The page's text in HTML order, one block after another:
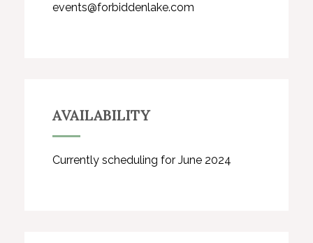
events@forbiddenlake.com
AVAILABILITY
Currently scheduling for June 2024